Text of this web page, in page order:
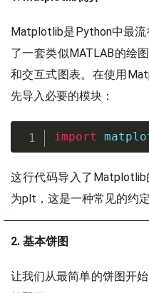
Matplotlib是Python中最
了一套类似MATLAB的绘
和交互式图表。在使用
先导入必要的模块：
import
这行代码导入了
为plt，这是一种常见的约定
2. 基本饼图
让我们从最简单的饼图开